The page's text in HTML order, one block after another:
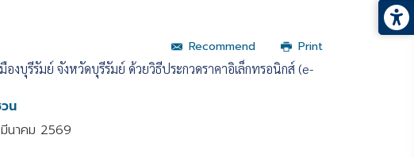
Recommend
Print
งบุรีรัมย์ จังหวัดบุรีรัมย์ ด้วยวิธีประกวดราคาอิเล็กทรอนิกส์ (e-
น
นาคม 2569